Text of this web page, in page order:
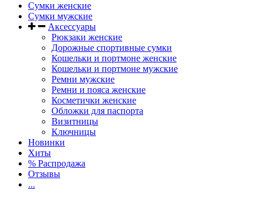
Сумки женские
Сумки мужские
Аксессуары
Рюкзаки женские
Дорожные спортивные сумки
Кошельки и портмоне женские
Кошельки и портмоне мужские
Ремни мужские
Ремни и пояса женские
Косметички женские
Обложки для паспорта
Визитницы
Ключницы
Новинки
Хиты
% Распродажа
Отзывы
...